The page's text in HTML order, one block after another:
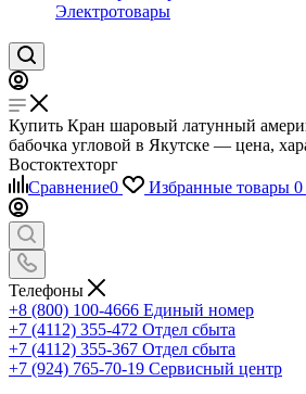
Электротовары
Купить Кран шаровый латунный
бабочка угловой в Якутске — цена,
Востоктехторг
Сравнение0 Избранные товары 0
Телефоны
+8 (800) 100-4666 Единый номер
+7 (4112) 355-472 Отдел сбыта
+7 (4112) 355-367 Отдел сбыта
+7 (924) 765-70-19 Сервисный центр